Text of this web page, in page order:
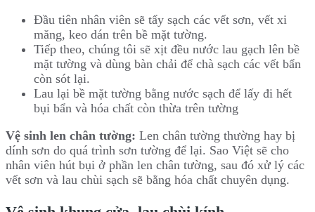
Đầu tiên nhân viên sẽ tẩy sạch các vết sơn, vết xi
măng, keo dán trên bề mặt tường.
Tiếp theo, chúng tôi sẽ xịt đều nước lau gạch lên bề
mặt tường và dùng bàn chải để chà sạch các vết bẩn
còn sót lại.
Lau lại bề mặt tường bằng nước sạch để lấy đi hết
bụi bẩn và hóa chất còn thừa trên tường
Vệ sinh len chân tường: Len chân tường thường hay bị
dính sơn do quá trình sơn tường để lại. Sao Việt sẽ cho
nhân viên hút bụi ở phần len chân tường, sau đó xử lý các
vết sơn và lau chùi sạch sẽ bằng hóa chất chuyên dụng.